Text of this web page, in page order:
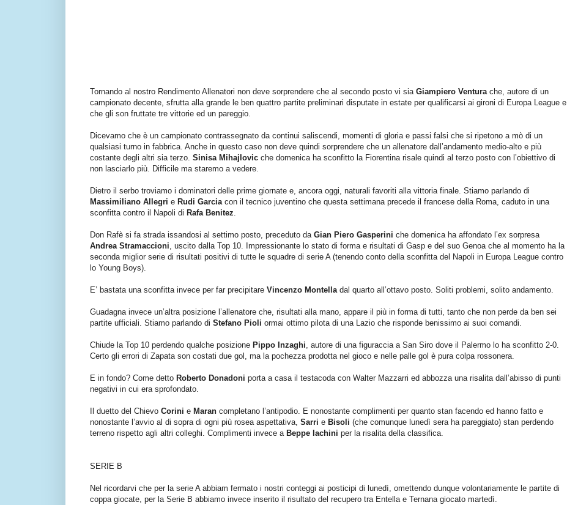
Tornando al nostro Rendimento Allenatori non deve sorprendere che al secondo posto vi sia Giampiero Venturache, autore di un
campionato decente, sfrutta alla grande le ben quattro partite preliminari disputate in estate per qualificarsi ai gironi di Europa League e
che gli son fruttate tre vittorie ed un pareggio.
Dicevamo che è un campionato contrassegnato da continui saliscendi, momenti di gloria e passi falsi che si ripetono a mò di un
qualsiasi turno in fabbrica. Anche in questo caso non deve quindi sorprendere che un allenatore dall’andamento medio-alto e più
costante degli altri sia terzo. Sinisa Mihajlovic che domenica ha sconfitto la Fiorentina risale quindi al terzo posto con l’obiettivo di
non lasciarlo più. Difficile ma staremo a vedere.
Dietro il serbo troviamo i dominatori delle prime giornate e, ancora oggi, naturali favoriti alla vittoria finale. Stiamo parlando di
Massimiliano Allegri e Rudi Garciacon il tecnico juventino che questa settimana precede il francese della Roma, caduto in una
sconfitta contro il Napoli di Rafa Benitez.
Don Rafè si fa strada issandosi al settimo posto, preceduto da Gian Piero Gasperini che domenica ha affondato l’ex sorpresa
Andrea Stramaccioni, uscito dalla Top 10. Impressionante lo stato di forma e risultati di Gasp e del suo Genoa che al momento ha la
seconda miglior serie di risultati positivi di tutte le squadre di serie A (tenendo conto della sconfitta del Napoli in Europa League contro
lo Young Boys).
E’ bastata una sconfitta invece per far precipitare Vincenzo Montelladal quarto all’ottavo posto. Soliti problemi, solito andamento.
Guadagna invece un’altra posizione l’allenatore che, risultati alla mano, appare il più in forma di tutti, tanto che non perde da ben sei
partite ufficiali. Stiamo parlando di Stefano Pioli ormai ottimo pilota di una Lazio che risponde benissimo ai suoi comandi.
Chiude la Top 10 perdendo qualche posizione Pippo Inzaghi, autore di una figuraccia a San Siro dove il Palermo lo ha sconfitto 2-0.
Certo gli errori di Zapata son costati due gol, ma la pochezza prodotta nel gioco e nelle palle gol è pura colpa rossonera.
E in fondo? Come detto Roberto Donadoni porta a casa il testacoda con Walter Mazzarri ed abbozza una risalita dall’abisso di punti
negativi in cui era sprofondato.
Il duetto del Chievo Corini e Maran completano l’antipodio. E nonostante complimenti per quanto stan facendo ed hanno fatto e
nonostante l’avvio al di sopra di ogni più rosea aspettativa, Sarri e Bisoli (che comunque lunedì sera ha pareggiato) stan perdendo
terreno rispetto agli altri colleghi. Complimenti invece a Beppe Iachini per la risalita della classifica.
SERIE B
Nel ricordarvi che per la serie A abbiam fermato i nostri conteggi ai posticipi di lunedì, omettendo dunque volontariamente le partite di
coppa giocate, per la Serie B abbiamo invece inserito il risultato del recupero tra Entella e Ternana giocato martedì.